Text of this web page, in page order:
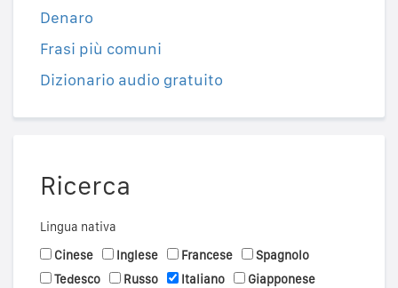
Denaro
Frasi più comuni
Dizionario audio gratuito
Ricerca
Lingua nativa
Cinese
Inglese Francese
Spagnolo
Tedesco
Russo Italiano
Giapponese